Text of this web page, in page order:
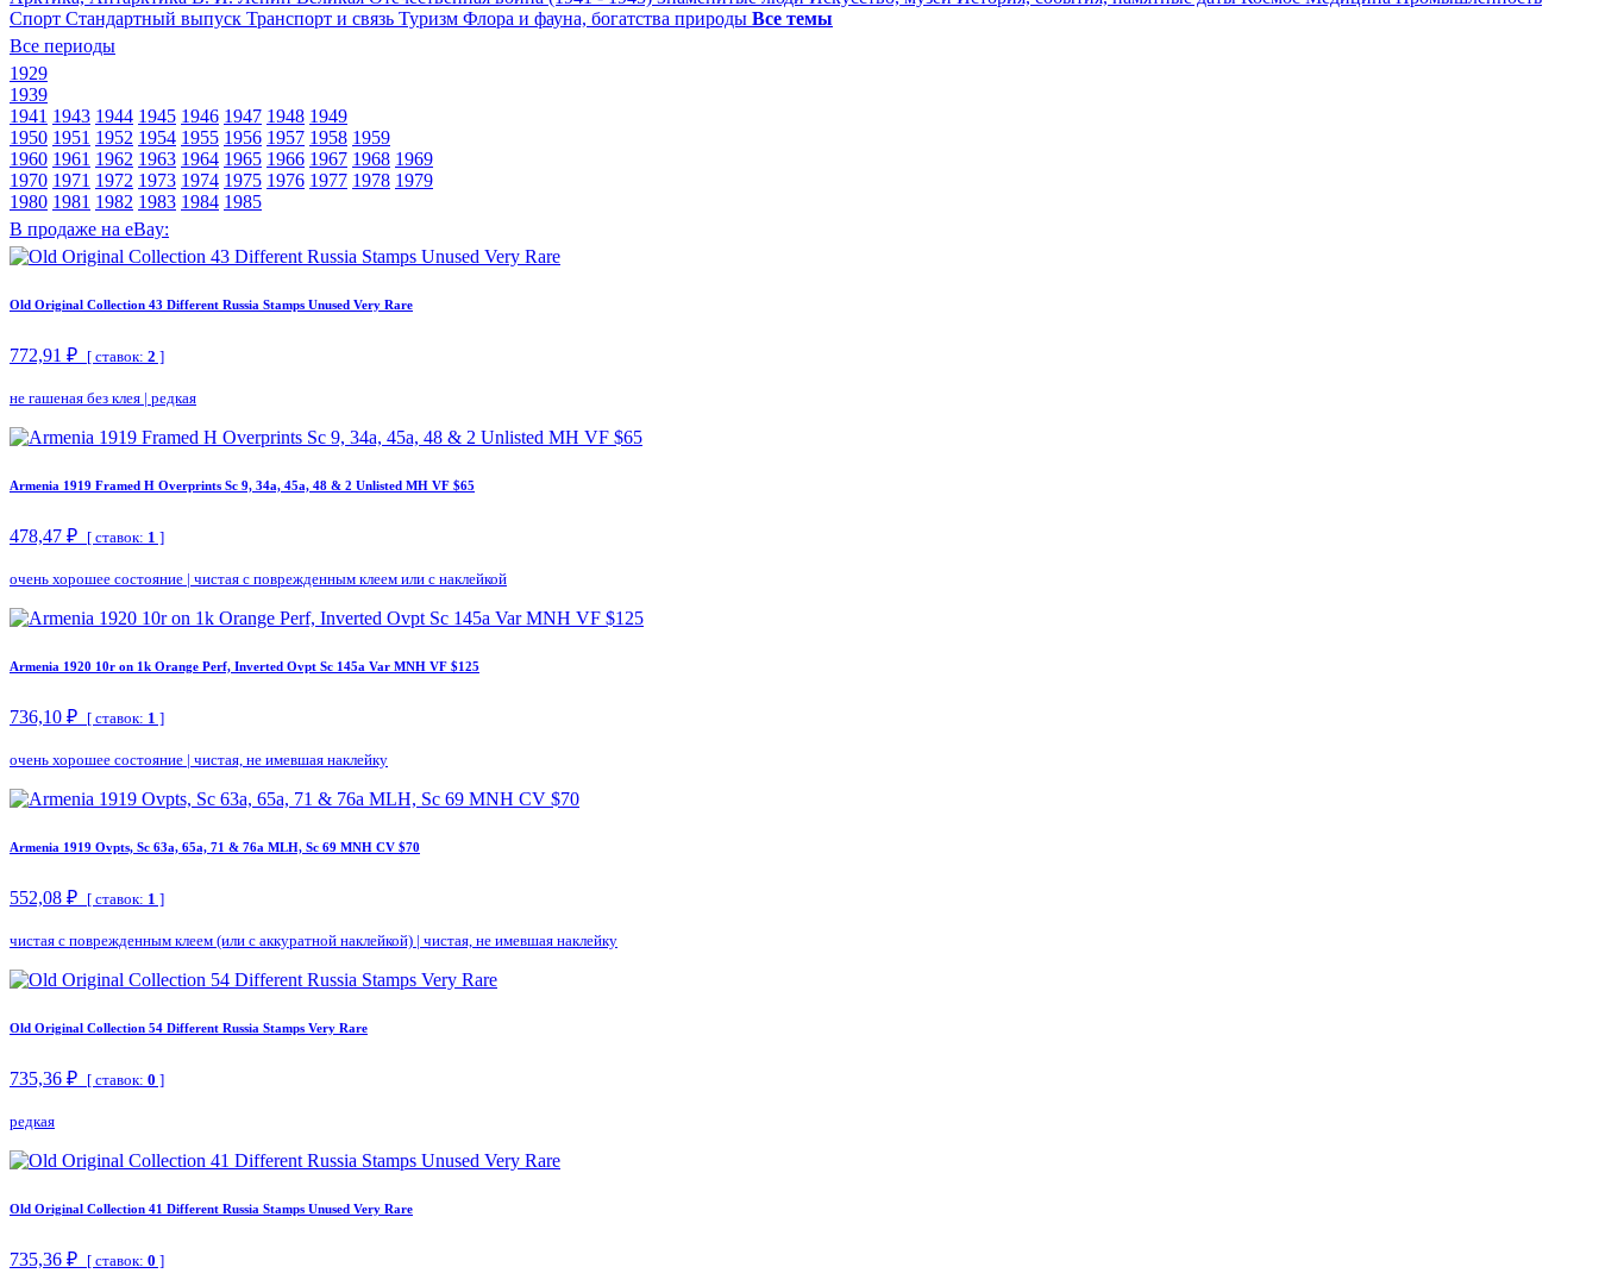
Спорт Стандартный выпуск Транспорт и связь Туризм Флора и фауна, богатства природы Все темы
Все периоды
1929
1939
1941 1943 1944 1945 1946 1947 1948 1949
1950 1951 1952 1954 1955 1956 1957 1958 1959
1960 1961 1962 1963 1964 1965 1966 1967 1968 1969
1970 1971 1972 1973 1974 1975 1976 1977 1978 1979
1980 1981 1982 1983 1984 1985
В продаже на eBay:
Old Original Collection 43 Different Russia Stamps Unused Very Rare
772,91 ₽ [ ставок: 2 ]
не гашеная без клея | редкая
Armenia 1919 Framed H Overprints Sc 9, 34a, 45a, 48 & 2 Unlisted MH VF $65
478,47 ₽ [ ставок: 1 ]
очень хорошее состояние | чистая с поврежденным клеем или с наклейкой
Armenia 1920 10r on 1k Orange Perf, Inverted Ovpt Sc 145a Var MNH VF $125
736,10 ₽ [ ставок: 1 ]
очень хорошее состояние | чистая, не имевшая наклейку
Armenia 1919 Ovpts, Sc 63a, 65a, 71 & 76a MLH, Sc 69 MNH CV $70
552,08 ₽ [ ставок: 1 ]
чистая с поврежденным клеем (или с аккуратной наклейкой) | чистая, не имевшая наклейку
Old Original Collection 54 Different Russia Stamps Very Rare
735,36 ₽ [ ставок: 0 ]
редкая
Old Original Collection 41 Different Russia Stamps Unused Very Rare
735,36 ₽ [ ставок: 0 ]